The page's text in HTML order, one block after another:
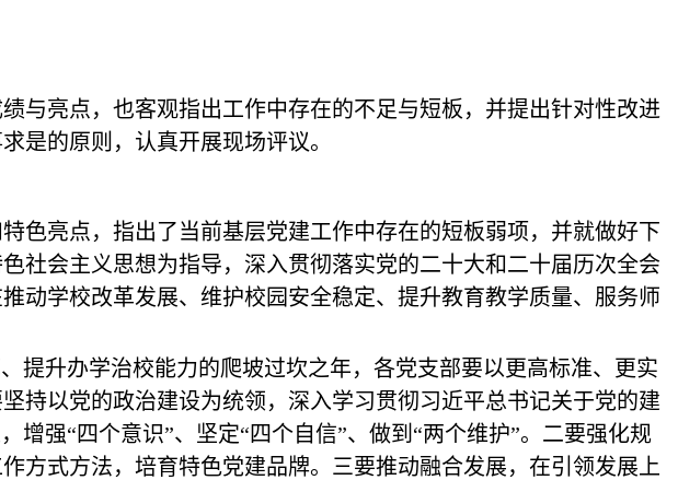
与亮点，也客观指出工作中存在的不足与短板，并提出针对性改进
是的原则，认真开展现场评议。
色亮点，指出了当前基层党建工作中存在的短板弱项，并就做好下
社会主义思想为指导，深入贯彻落实党的二十大和二十届历次全会
动学校改革发展、维护校园安全稳定、提升教育教学质量、服务师
提升办学治校能力的爬坡过坎之年，各党支部要以更高标准、更实
持以党的政治建设为统领，深入学习贯彻习近平总书记关于党的建
强“四个意识”、坚定“四个自信”、做到“两个维护”。二要强化规
方式方法，培育特色党建品牌。三要推动融合发展，在引领发展上